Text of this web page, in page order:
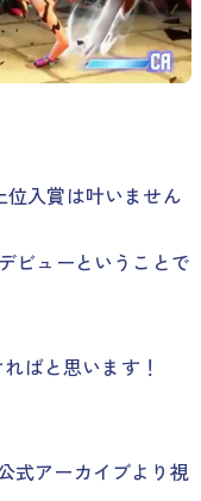
位入賞は叶いません
ビューということで
ばと思います！
式アーカイブより視